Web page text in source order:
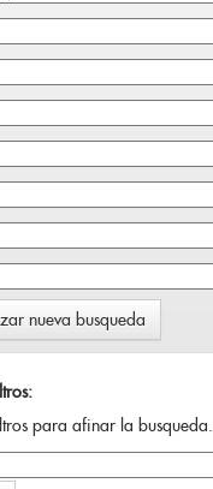
nueva busqueda
para afinar la busqueda.